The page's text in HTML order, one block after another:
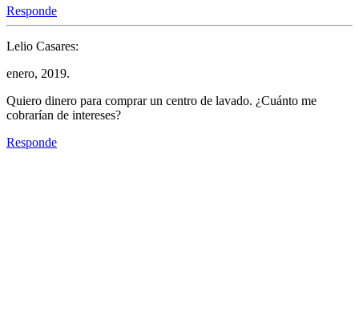
Responde
Lelio Casares:
enero, 2019.
Quiero dinero para comprar un centro de lavado. ¿Cuánto me
cobrarían de intereses?
Responde